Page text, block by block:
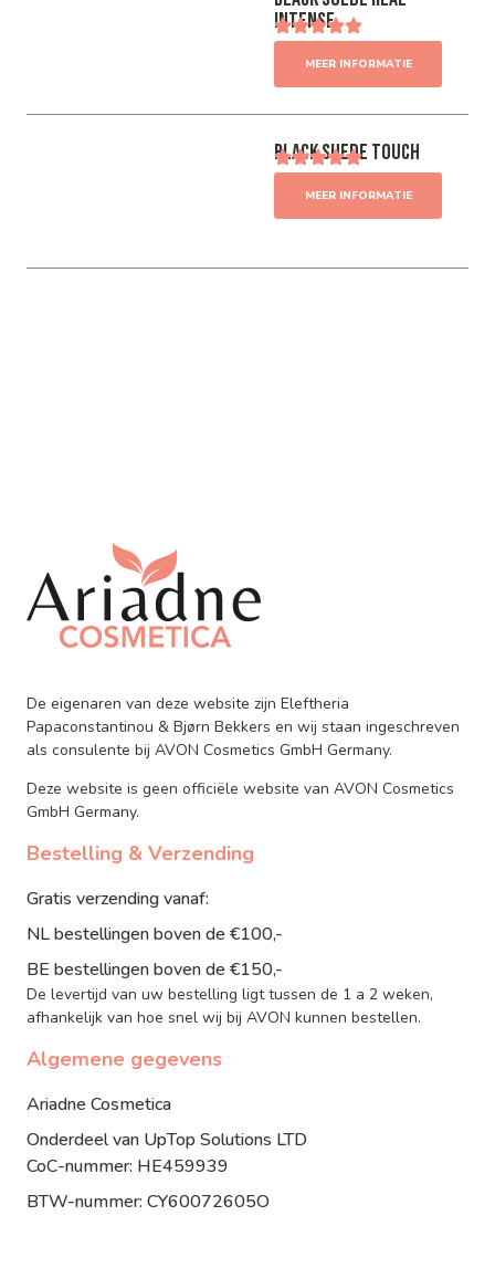
Intense
MEER INFORMATIE
Black Suede Touch
MEER INFORMATIE
De eigenaren van deze website zijn Eleftheria
Papaconstantinou & Bjørn Bekkers en wij staan ingeschreven
als consulente bij AVON Cosmetics GmbH Germany.
Deze website is geen officiële website van AVON Cosmetics
GmbH Germany.
Bestelling & Verzending
Gratis verzending vanaf:
NL bestellingen boven de €100,-
BE bestellingen boven de €150,-
De levertijd van uw bestelling ligt tussen de 1 a 2 weken,
afhankelijk van hoe snel wij bij AVON kunnen bestellen.
Algemene gegevens
Ariadne Cosmetica
Onderdeel van UpTop Solutions LTD
CoC-nummer: HE459939
BTW-nummer: CY60072605O